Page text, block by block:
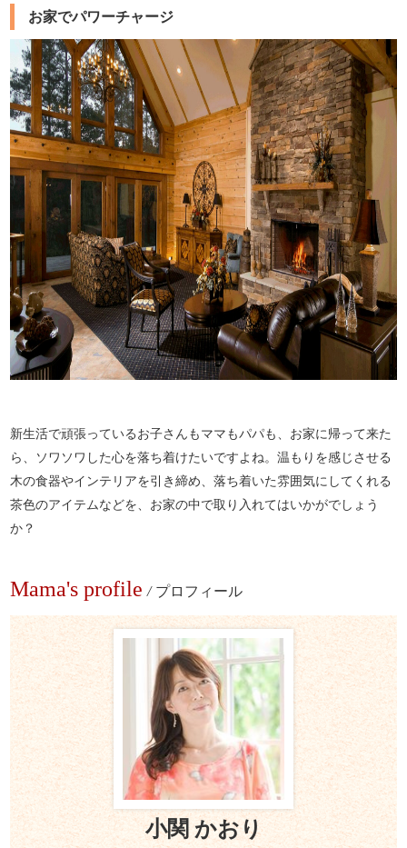
お家でパワーチャージ
新生活で頑張っているお子さんもママもパパも、お家に帰って来た
ら、ソワソワした心を落ち着けたいですよね。温もりを感じさせる
木の食器やインテリアを引き締め、落ち着いた雰囲気にしてくれる
茶色のアイテムなどを、お家の中で取り入れてはいかがでしょう
か？
Mama's profile / プロフィール
小関 かおり